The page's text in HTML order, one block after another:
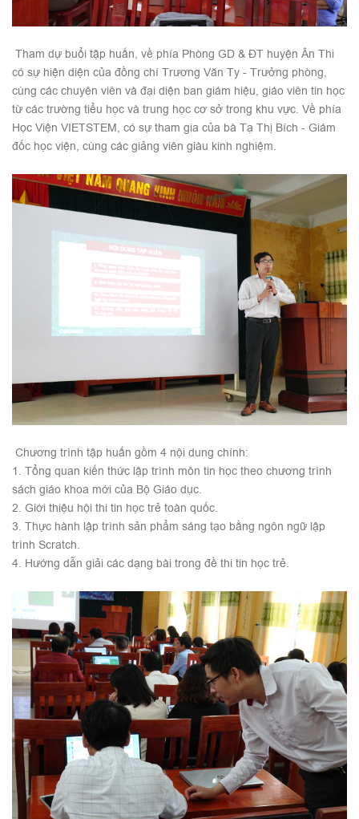
Tham dự buổi tập huấn, về phía Phòng GD & ĐT huyện Ân Thi
có sự hiện diện của đồng chí Trương Văn Ty - Trưởng phòng,
cùng các chuyên viên và đại diện ban giám hiệu, giáo viên tin học
từ các trường tiểu học và trung học cơ sở trong khu vực. Về phía
Học Viện VIETSTEM, có sự tham gia của bà Tạ Thị Bích - Giám
đốc học viện, cùng các giảng viên giàu kinh nghiệm.
Chương trình tập huấn gồm 4 nội dung chính:
1. Tổng quan kiến thức lập trình môn tin học theo chương trình
sách giáo khoa mới của Bộ Giáo dục.
2. Giới thiệu hội thi tin học trẻ toàn quốc.
3. Thực hành lập trình sản phẩm sáng tạo bằng ngôn ngữ lập
trình Scratch.
4. Hướng dẫn giải các dạng bài trong đề thi tin học trẻ.